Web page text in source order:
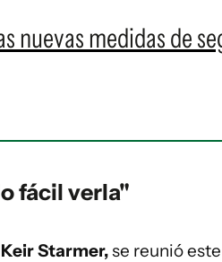
nuevas medidas de
fácil verla"
Keir Starmer,se reunió